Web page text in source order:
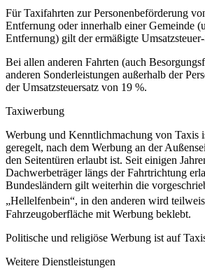
Für Taxifahrten zur Personenbeförderung
Entfernung oder innerhalb einer Gemeinde
Entfernung) gilt der ermäßigte
Bei allen anderen Fahrten (auch
anderen Sonderleistungen außerhalb der
der Umsatzsteuersatz von 19 %.
Taxiwerbung
Werbung und Kenntlichmachung von Taxis
geregelt, nach dem Werbung an der
den Seitentüren erlaubt ist. Seit einigen
Dachwerbeträger längs der Fahrtrichtung
Bundesländern gilt weiterhin die
„Hellelfenbein“, in den anderen wird
Fahrzeugoberfläche mit Werbung beklebt.
Politische und religiöse Werbung ist auf
Weitere Dienstleistungen